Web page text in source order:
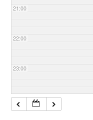
21:00
22:00
23:00